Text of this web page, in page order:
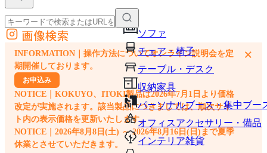
ソファ
チェア・椅子
テーブル・デスク
収納家具
パーソナルブース・集中ブー
オフィスアクセサリー・備品
インテリア雑貨
外部サイトの商品をカートに追加
他のサイトで見つけた商品ページのURLを貼り付けて、カートに追加できます
画像検索
INFORMATION｜操作方法についてオンライン説明会を定
期開催しております。
お申込み
NOTICE｜KOKUYO、ITOKI製品は2026年7月1日より価格
改定が実施されます。該当製品につきましては、順次サイ
ト内の表示価格を更新いたします。
NOTICE｜2026年8月8日(土) ～ 2026年8月16日(日)まで夏季
休業とさせていただきます。
×